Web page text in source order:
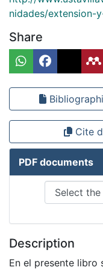
nidades/extension-
Share
Cite
PDF documents
Description
En el presente libro